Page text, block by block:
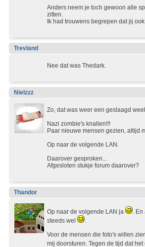
Anders neem je toch gewoon alle
zitten.
Ik had trouwens begrepen dat jij
Trevland
Nee dat was Thedark.
Nielzzz
Zo, dat was weer een geslaagd
Nazi zombie's knallen!!!
Paar nieuwe mensen gezien, altijd
Op naar de volgende LAN.
Daarover gesproken...
Afgesloten stukje forum daarover?
Thandor
Op naar de volgende LAN ja . En
steeds wel
.
Voor de mensen die foto's willen
mij doorsturen. Tegen de tijd dat